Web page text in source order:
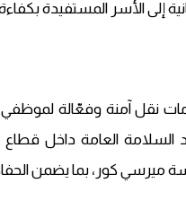
إلى الأسر المستفيدة
نقل آمنة وفعّالة
السلامة العامة داخل
ميرسي كور، بما يضمن